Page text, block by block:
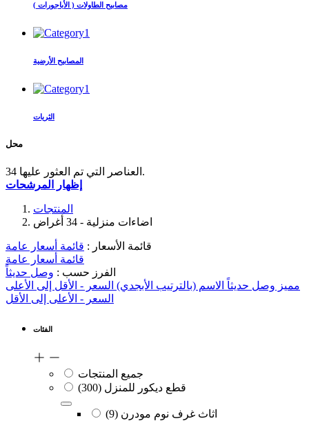
مصابيح الطاولات ( الأباجورات )
المصابيح الأرضية
الثريات
محل
34 العناصر التي تم العثور عليها.
إظهار المرشحات
المنتجات
اضاءات منزلية - 34 أغراض
قائمة الأسعار : قائمة أسعار عامة
قائمة أسعار عامة
الفرز حسب : وصل حديثاً
مميز وصل حديثاً الاسم (بالترتيب الأبجدي) السعر - الأقل إلى الأعلى
السعر - الأعلى إلى الأقل
الفئات
جميع المنتجات
قطع ديكور للمنزل (300)
اثاث غرف نوم مودرن (9)